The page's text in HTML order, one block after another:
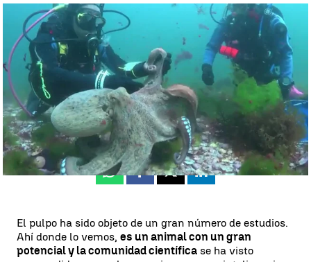
¿Cómo se comportan los pulpos? |CSIC
Úrsula Lorenzo
Publicado:23 de septiembre de 2024, 15:48
WhatsappFacebook
X Linkedin
El pulpo ha sido objeto de un gran número de estudios.
Ahí donde lo vemos, es un animal con un gran
potencial y la comunidad científica se ha visto